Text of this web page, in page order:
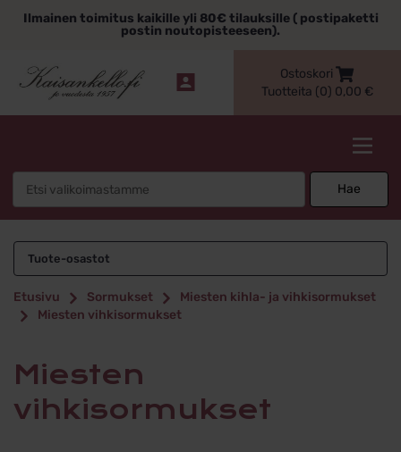
sisältöönIlmainen toimitus kaikille yli 80€ tilauksille ( postipaketti
postin noutopisteeseen).
Ostoskori
Tuotteita (0) 0,00 €
Hae
Miesten
vihkisormukset
Tuote-osastot
Etusivu Sormukset
Miesten kihla- ja vihkisormukset
Miesten vihkisormukset
Miesten
vihkisormukset